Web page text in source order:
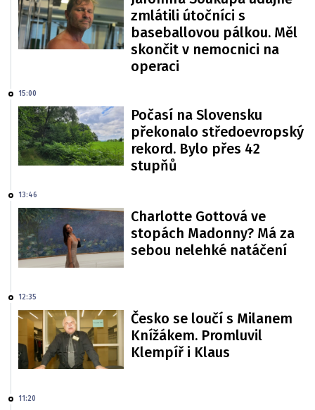
zmlátili útočníci s
baseballovou pálkou. Měl
skončit v nemocnici na
operaci
15:00
Počasí na Slovensku
překonalo středoevropský
rekord. Bylo přes 42
stupňů
13:46
Charlotte Gottová ve
stopách Madonny? Má za
sebou nelehké natáčení
12:35
Česko se loučí s Milanem
Knížákem. Promluvil
Klempíř i Klaus
11:20